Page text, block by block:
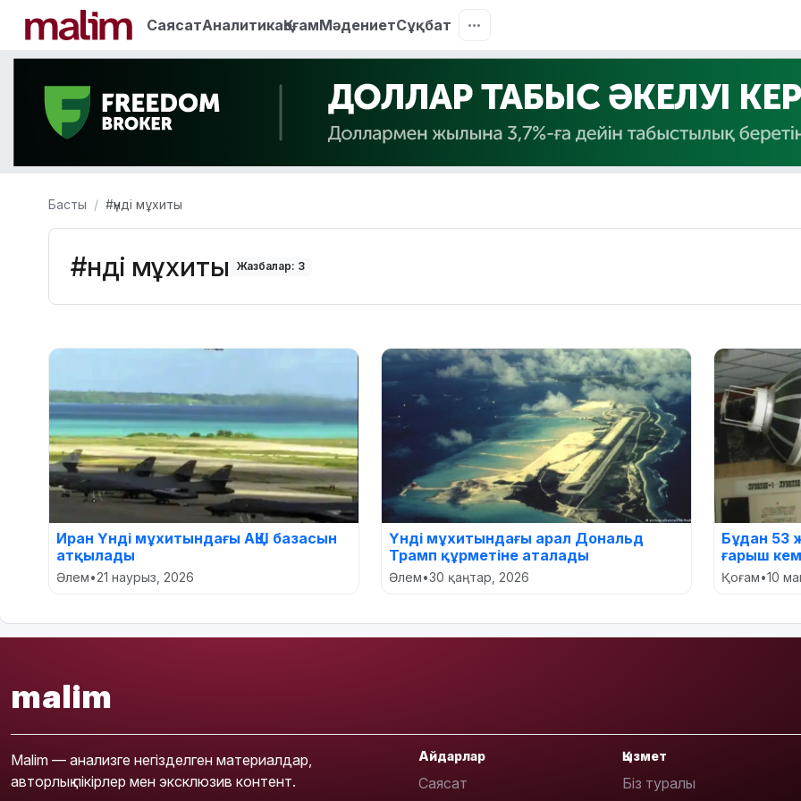
СаясатАналитикаҚоғамМәдениетСұқбат
Басты #үнді мұхиты
#үнді мұхиты Жазбалар: 3
Иран Үнді мұхитындағы АҚШ базасын
атқылады
Әлем•21 наурыз, 2026
Үнді мұхитындағы арал Дональд
Трамп құрметіне аталады
Әлем•30 қаңтар, 2026
Бұдан 53
ғарыш
Қоғам•10
malim
Malim — анализге негізделген материалдар,
авторлық пікірлер мен эксклюзив контент.
Айдарлар
Саясат
Қызмет
Біз туралы